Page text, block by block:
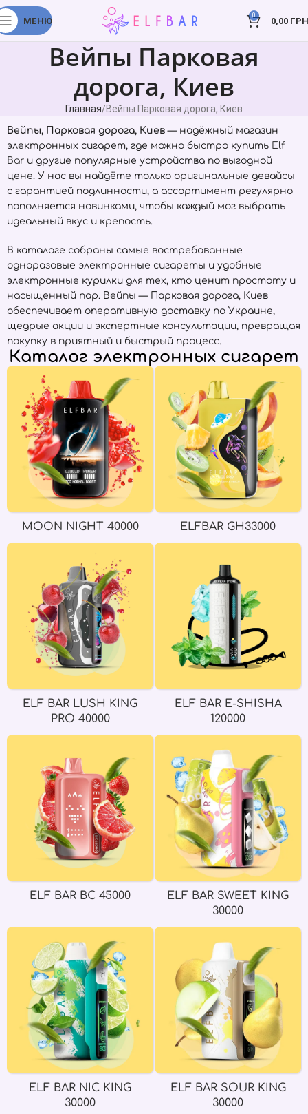
МЕНЮ
0
0,00
Вейпы Парковая
дорога, Киев
Главная Вейпы Парковая дорога, Киев
Вейпы, Парковая дорога, Киев — надёжный магазин
электронных сигарет, где можно быстро купить Elf
Bar и другие популярные устройства по выгодной
цене. У нас вы найдёте только оригинальные девайсы
с гарантией подлинности, а ассортимент регулярно
пополняется новинками, чтобы каждый мог выбрать
идеальный вкус и крепость.
В каталоге собраны самые востребованные
одноразовые электронные сигареты и удобные
электронные курилки для тех, кто ценит простоту и
насыщенный пар. Вейпы — Парковая дорога, Киев
обеспечивает оперативную доставку по Украине,
щедрые акции и экспертные консультации, превращая
покупку в приятный и быстрый процесс.
Каталог электронных сигарет
MOON NIGHT 40000 ELFBAR GH33000
ELF BAR LUSH KING
PRO 40000
ELF BAR E-SHISHA
120000
ELF BAR BC 45000
ELF BAR SWEET KING
30000
ELF BAR NIC KING
30000
ELF BAR SOUR KING
30000